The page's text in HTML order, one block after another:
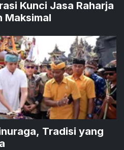
Kunci Jasa Raharja
Maksimal
Tradisi yang